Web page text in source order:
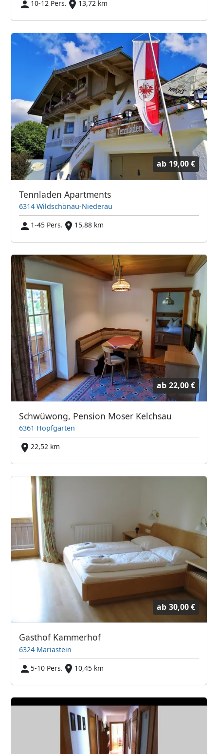
10-12 Pers.
13,72 km
ab 19,00 €
Tennladen Apartments
6314 Wildschönau-Niederau
1-45 Pers.
15,88 km
ab 22,00 €
Schwüwong, Pension Moser Kelchsau
6361 Hopfgarten
22,52 km
ab 30,00 €
Gasthof Kammerhof
6324 Mariastein
5-10 Pers.
10,45 km